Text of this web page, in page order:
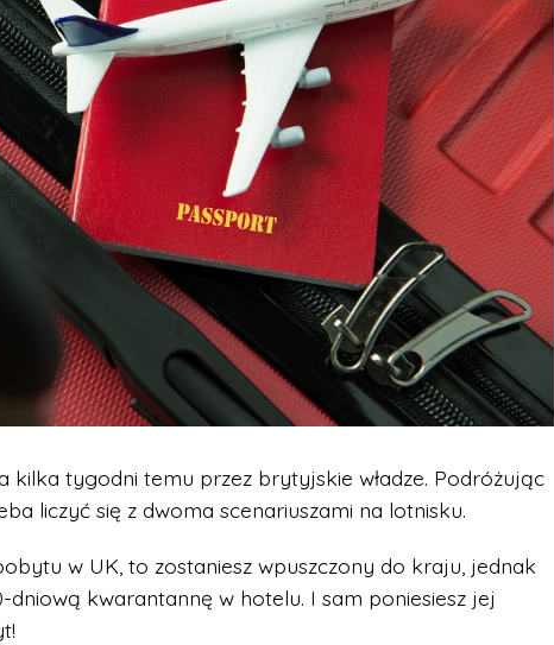
kilka tygodni temu przez brytyjskie władze. Podróżując
liczyć się z dwoma scenariuszami na lotnisku.
w UK, to zostaniesz wpuszczony do kraju, jednak
dniową kwarantannę w hotelu. I sam poniesiesz jej